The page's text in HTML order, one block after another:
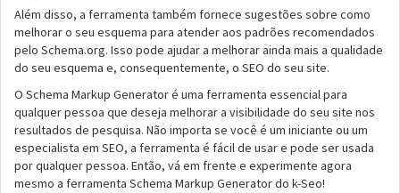
Além disso, a ferramenta também fornece sugestões sobre como
melhorar o seu esquema para atender aos padrões recomendados
pelo Schema.org. Isso pode ajudar a melhorar ainda mais a qualidade
do seu esquema e, consequentemente, o SEO do seu site.
O Schema Markup Generator é uma ferramenta essencial para
qualquer pessoa que deseja melhorar a visibilidade do seu site nos
resultados de pesquisa. Não importa se você é um iniciante ou um
especialista em SEO, a ferramenta é fácil de usar e pode ser usada
por qualquer pessoa. Então, vá em frente e experimente agora
mesmo a ferramenta Schema Markup Generator do k-Seo!